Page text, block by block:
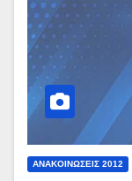
ΑΝΑΚΟΙΝΏΣΕΙΣ 2012